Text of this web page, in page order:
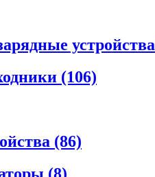
устройства
(106)
(86)
(8)